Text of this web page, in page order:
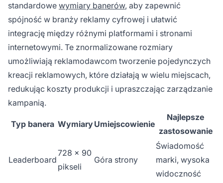
standardowe wymiary banerów, aby zapewnić
spójność w branży reklamy cyfrowej i ułatwić
integrację między różnymi platformami i stronami
internetowymi. Te znormalizowane rozmiary
umożliwiają reklamodawcom tworzenie pojedynczych
kreacji reklamowych, które działają w wielu miejscach,
redukując koszty produkcji i upraszczając zarządzanie
kampanią.
Typ banera WymiaryUmiejscowienie
Najlepsze
zastosowanie
Leaderboard
728 x 90
pikseli
Góra strony
Świadomość
marki, wysoka
widoczność